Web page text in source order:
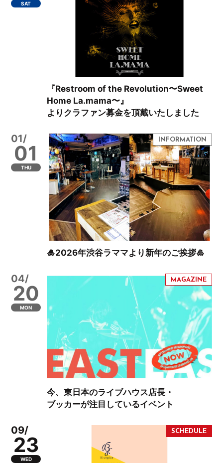
SAT
『Restroom of the Revolution〜Sweet
Home La.mama〜』
よりクラファン募金を頂戴いたしました
01/
01
THU
🎍2026年渋谷ラママより新年のご挨拶🎍
04/
20
MON
今、東日本のライブハウス店長・
ブッカーが注目しているイベント
09/
23
WED